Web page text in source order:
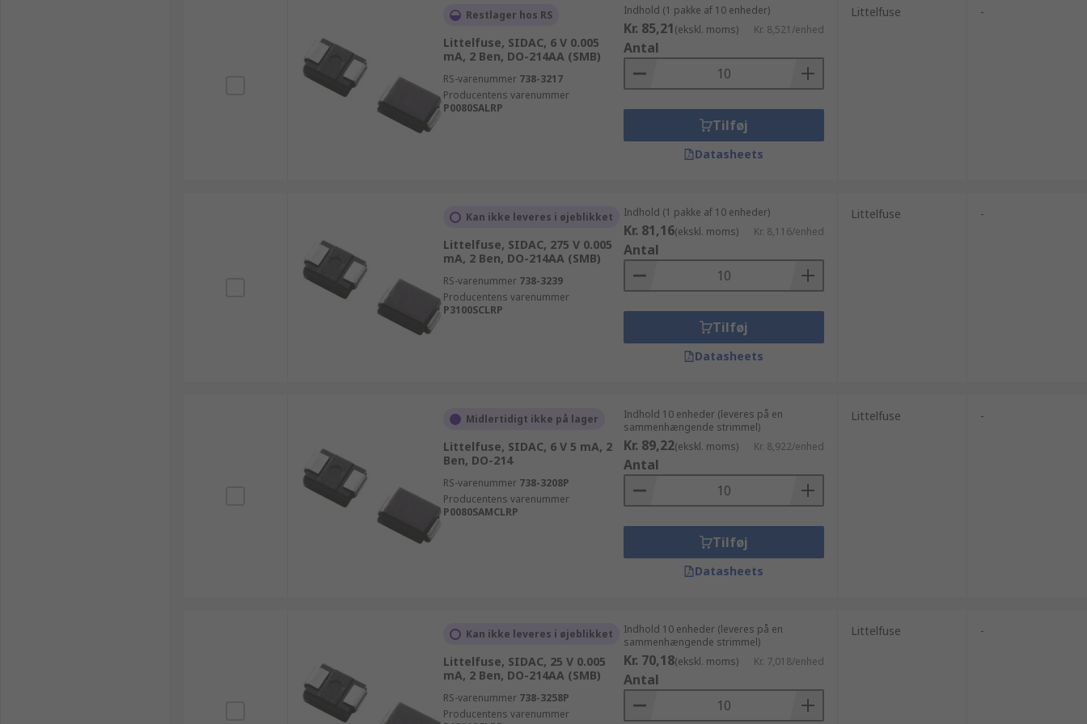
Restlager hos RS
Littelfuse, SIDAC, 6 V 0.005
mA, 2 Ben, DO-214AA (SMB)
RS-varenummer 738-3217
Producentens varenummer
P0080SALRP
Indhold (1 pakke af 10 enheder)
Kr. 85,21(ekskl. moms) Kr. 8,521/enhed
Antal
Tilføj
Datasheets
Littelfuse -
Kan ikke leveres i øjeblikket
Littelfuse, SIDAC, 275 V 0.005
mA, 2 Ben, DO-214AA (SMB)
RS-varenummer 738-3239
Producentens varenummer
P3100SCLRP
Indhold (1 pakke af 10 enheder)
Kr. 81,16(ekskl. moms) Kr. 8,116/enhed
Antal
Tilføj
Datasheets
Littelfuse -
Midlertidigt ikke på lager
Littelfuse, SIDAC, 6 V 5 mA, 2
Ben, DO-214
RS-varenummer 738-3208P
Producentens varenummer
P0080SAMCLRP
Indhold 10 enheder (leveres på en
sammenhængende strimmel)
Kr. 89,22(ekskl. moms) Kr. 8,922/enhed
Antal
Tilføj
Datasheets
Littelfuse -
Kan ikke leveres i øjeblikket
Littelfuse, SIDAC, 25 V 0.005
mA, 2 Ben, DO-214AA (SMB)
RS-varenummer 738-3258P
Producentens varenummer
Indhold 10 enheder (leveres på en
sammenhængende strimmel)
Kr. 70,18(ekskl. moms) Kr. 7,018/enhed
Antal
Littelfuse -